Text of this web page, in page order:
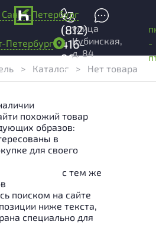
Санкт-Петербург
+7
(812)
416-
96-
99
Петербург
улица
Кубинская,
д. 84
-
> Каталог > Нет товара
похожий товар
образов:
в
для своего
с тем же
поиском на сайте
ниже текста,
специально для